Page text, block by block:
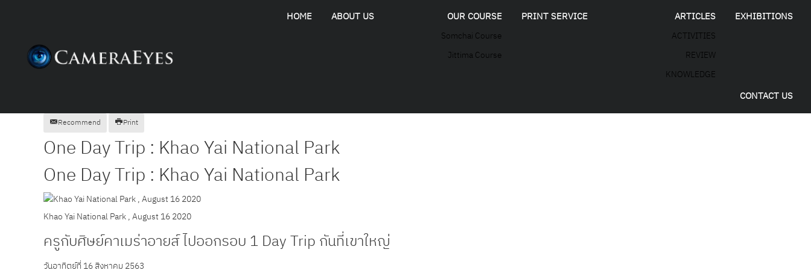
HOME ABOUT US OUR COURSE
Somchai Course
Jittima Course
PRINT SERVICE ARTICLES
ACTIVITIES
REVIEW
KNOWLEDGE
EXHIBITIONS
CONTACT US
Recommend Print
One Day Trip : Khao Yai National Park
One Day Trip : Khao Yai National Park
Khao Yai National Park , August 16 2020
ครูกับศิษย์คาเมร่าอายส์ ไปออกรอบ 1 Day Trip กันที่เขาใหญ่
วันอาทิตย์ที่ 16 สิงหาคม 2563